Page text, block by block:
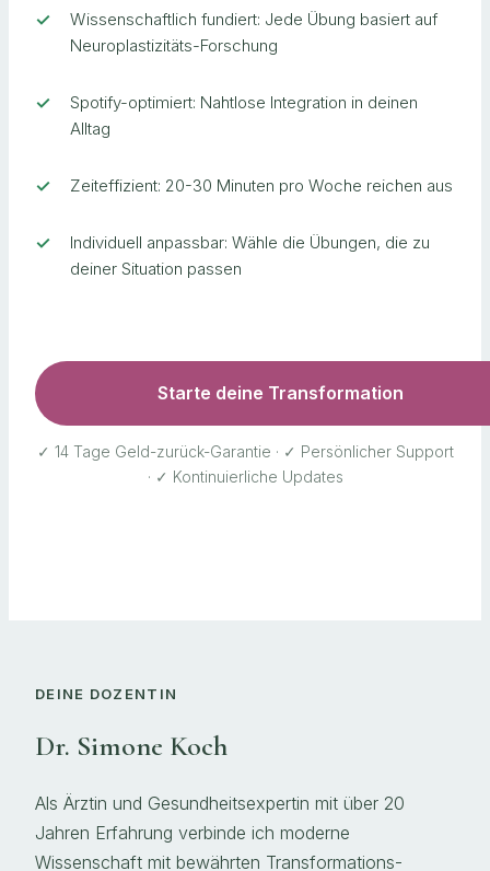
Wissenschaftlich fundiert: Jede Übung basiert auf
Neuroplastizitäts-Forschung
Spotify-optimiert: Nahtlose Integration in deinen
Alltag
Zeiteffizient: 20-30 Minuten pro Woche reichen aus
Individuell anpassbar: Wähle die Übungen, die zu
deiner Situation passen
Starte deine Transformation
✓ 14 Tage Geld-zurück-Garantie · ✓ Persönlicher Support
· ✓ Kontinuierliche Updates
DEINE DOZENTIN
Dr. Simone Koch
Als Ärztin und Gesundheitsexpertin mit über 20
Jahren Erfahrung verbinde ich moderne
Wissenschaft mit bewährten Transformations-